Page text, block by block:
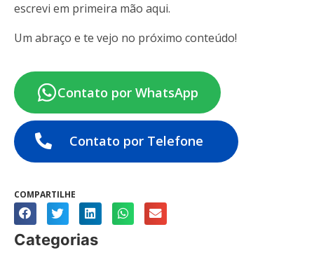
escrevi em primeira mão aqui.
Um abraço e te vejo no próximo conteúdo!
Contato por WhatsApp
Contato por Telefone
COMPARTILHE
Categorias